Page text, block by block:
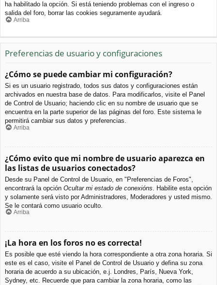
ha habilitado la opción. Si está teniendo problemas con el ingreso o
salida del foro, borrar las cookies seguramente ayudará.
Arriba
Preferencias de usuario y configuraciones
¿Cómo se puede cambiar mi configuración?
Si es un usuario registrado, todos sus datos y configuraciones están
archivados en nuestra base de datos. Para modificarlos, visite el Panel
de Control de Usuario; haciendo clic en su nombre de usuario que se
encuentra en la parte superior de las páginas del foro. Este sistema le
permitirá cambiar sus datos y preferencias.
Arriba
¿Cómo evito que mi nombre de usuario aparezca en
las listas de usuarios conectados?
Desde su Panel de Control de Usuario, en "Preferencias de Foros",
encontrará la opción Ocultar mi estado de conexións . Habilite esta opción
y solamente será visto por Administradores, Moderadores y usted mismo.
Se le contará como usuario oculto.
Arriba
¡La hora en los foros no es correcta!
Es posible que esté viendo la hora correspondiente a otra zona horaria. Si
este es el caso, visite el Panel de Control de Usuario y defina su zona
horaria de acuerdo a su ubicación, e.j. Londres, París, Nueva York,
Sydney, etc. Recuerde que para cambiar la zona horaria, como las